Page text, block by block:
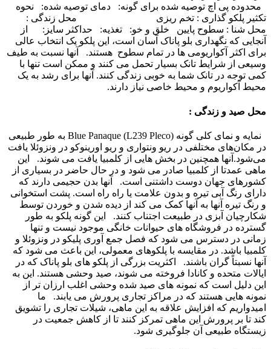
محدوده پی اچ توصیه شده برای گونه: دمای توصیه شده: نحوه
تکثیر پلکو گذاری : تخم ریزی
محل زندگی :
محل شنا : سطوح پایین خلق و خو: تغذیه: حداکثر سایز:
از
آنجایی که نگهداری بلو پاناک آسان است، این پلکو یک انتخاب عالی
برای اکثر آکواریومی ها در تمام سطوح هستند.
آنها نسبت به طیف
وسیعی از شرایط تانک بسیار تحمل می کنند و ممکن است تنها با
کمی توجه در تانک شما به خوبی زندگی کنند. آنها برای رشد به یک
محیط آکواریوم و محیط خاصی نیاز دارند.
محل صید و زندگی :
نمایه و نمای کلی گونه Blue Panaque (L239 Pleco) به طور طبیعی
در مکان‌های مختلفی در ریو ونتواری و ریو اورینوکو در ونزوئلا یافت
می‌شود. آنها همچنین در بخش هایی از کلمبیا یافت می شوند.
این
ماهی عمدتا از کلمبیا صادر می شود و در حال حاضر در بسیاری از
کشورهای جهان دوست داشتنی است.
آنها بدن حجیمی دارند که
دارای رنگ آبی تیره و بدون علامت یا راه راه است. پشت استخوانی
و رنگ تیره آنها به آنها کمک می کند از دیده شدن و خوردن توسط
شکارچیان آبزی در طبیعت اجتناب کنند.
این گونه پلکو به طور
گسترده در فروشگاه های حیوانات خانگی موجود نیست و تنها
زمانی در دسترس می شود که فصل جمع آوری پلیکو در ونزوئلا و
کلمبیا باشد. در مقایسه با پلکوهای معمولی، این باعث می شود که
آنها نسبتاً گران باشند.
اکثریت بزرگی از پلکو های بلو پاناک که در
ایالات متحده و کانادا فروخته می شوند، صید وحشی هستند. این به
این دلیل است که نمونه های صید شده وحشی اغلب ارزان تر از
نمونه هایی هستند که در مراکز تجاری پرورش می یابند.
ما
امیدواریم که افزایش علاقه به این ماهی، شیلات تجاری را تشویق
کند تا بر پرورش این ماهی تمرکز کنند تا از کاهش جمعیت در
زیستگاه طبیعی آن جلوگیری شود.